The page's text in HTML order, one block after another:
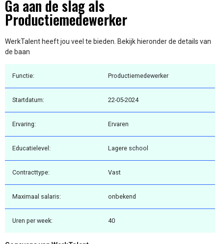
Ga aan de slag als
Productiemedewerker
WerkTalent heeft jou veel te bieden. Bekijk hieronder de details van
de baan
Functie: Productiemedewerker
Startdatum: 22-05-2024
Ervaring: Ervaren
Educatielevel: Lagere school
Contracttype: Vast
Maximaal salaris: onbekend
Uren per week: 40